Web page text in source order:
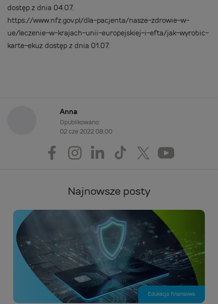
dostęp z dnia 04.07.
https://www.nfz.gov.pl/dla-pacjenta/nasze-zdrowie-w-
ue/leczenie-w-krajach-unii-europejskiej-i-efta/jak-wyrobic-
karte-ekuz dostęp z dnia 01.07.
Anna
Opublikowano:
02 cze 2022 08:00
Najnowsze posty
Edukacja finansowa